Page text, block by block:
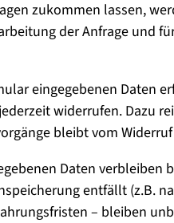
zukommen lassen,
der Anfrage und
eingegebenen Daten
widerrufen. Dazu
bleibt vom
Daten verbleiben
entfällt (z.B.
– bleiben